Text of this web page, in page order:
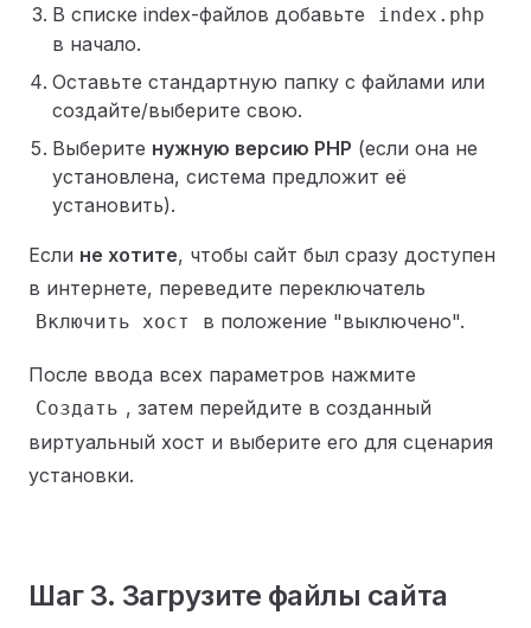
В списке index-файлов добавьте
index.php
в начало.
Оставьте стандартную папку с файлами или
создайте/выберите свою.
Выберите нужную версию PHP (если она не
установлена, система предложит её
установить).
Если не хотите, чтобы сайт был сразу доступен
в интернете, переведите переключатель
Включить хост в положение "выключено".
После ввода всех параметров нажмите
Создать , затем перейдите в созданный
виртуальный хост и выберите его для сценария
установки.
Шаг 3. Загрузите файлы сайта